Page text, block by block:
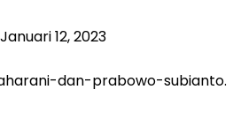
Januari 12, 2023
dan-prabowo-subianto.